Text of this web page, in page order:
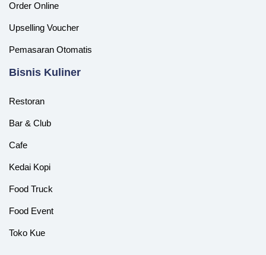
Order Online
Upselling Voucher
Pemasaran Otomatis
‎Bisnis Kuliner
Restoran
Bar & Club
Cafe
Kedai Kopi
Food Truck
Food Event
Toko Kue